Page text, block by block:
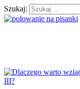
Labirynty i łamigłówki
Lupy
Szukaj: